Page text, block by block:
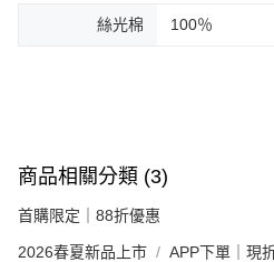
絲光棉 100％
商品相關分類 (3)
首購限定｜88折優惠
2026春夏新品上市 APP下單｜現